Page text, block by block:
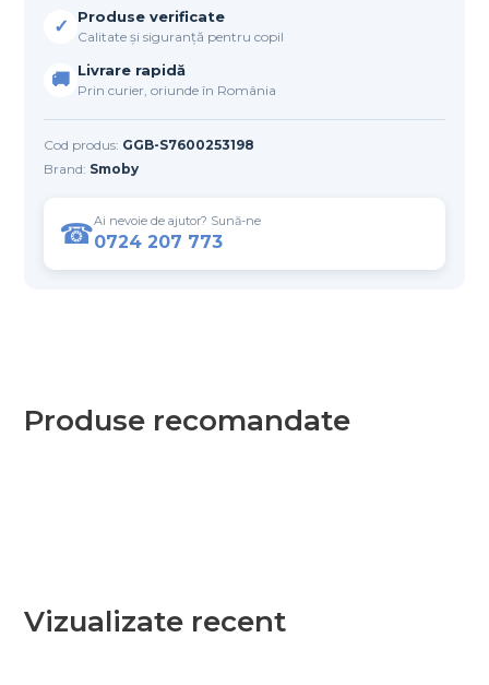
✓ Produse verificate
Calitate și siguranță pentru copil
🚚 Livrare rapidă
Prin curier, oriunde în România
Cod produs: GGB-S7600253198
Brand: Smoby
☎Ai nevoie de ajutor? Sună-ne
0724 207 773
Produse recomandate
Vizualizate recent